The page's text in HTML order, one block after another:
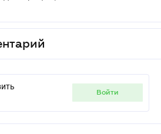
войти